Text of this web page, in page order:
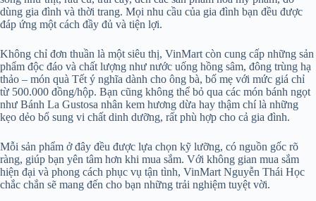
dùng gia đình và thời trang. Mọi nhu cầu của gia đình bạn đều được
đáp ứng một cách đầy đủ và tiện lợi.
Không chỉ đơn thuần là một siêu thị, VinMart còn cung cấp những sản
phẩm độc đáo và chất lượng như nước uống hồng sâm, đông trùng hạ
thảo – món quà Tết ý nghĩa dành cho ông bà, bố mẹ với mức giá chỉ
từ 500.000 đồng/hộp. Bạn cũng không thể bỏ qua các món bánh ngọt
như Bánh La Gustosa nhân kem hương dừa hay thậm chí là những
kẹo dẻo bổ sung vi chất dinh dưỡng, rất phù hợp cho cả gia đình.
Mỗi sản phẩm ở đây đều được lựa chọn kỹ lưỡng, có nguồn gốc rõ
ràng, giúp bạn yên tâm hơn khi mua sắm. Với không gian mua sắm
hiện đại và phong cách phục vụ tận tình, VinMart Nguyễn Thái Học
chắc chắn sẽ mang đến cho bạn những trải nghiệm tuyệt vời.